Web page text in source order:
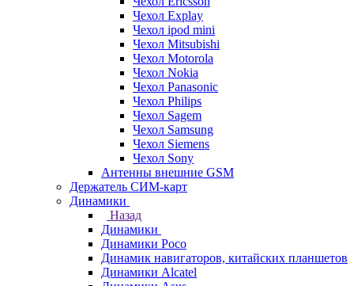
Чехол Explay
Чехол ipod mini
Чехол Mitsubishi
Чехол Motorola
Чехол Nokia
Чехол Panasonic
Чехол Philips
Чехол Sagem
Чехол Samsung
Чехол Siemens
Чехол Sony
Антенны внешние GSM
Держатель СИМ-карт
Динамики
Назад
Динамики
Динамики Poco
Динамик навигаторов, китайских планшетов
Динамики Alcatel